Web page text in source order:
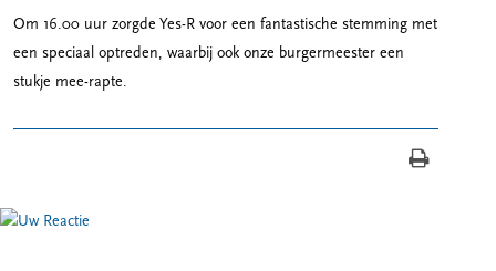
Om 16.00 uur zorgde Yes-R voor een fantastische stemming met
een speciaal optreden, waarbij ook onze burgermeester een
stukje mee-rapte.